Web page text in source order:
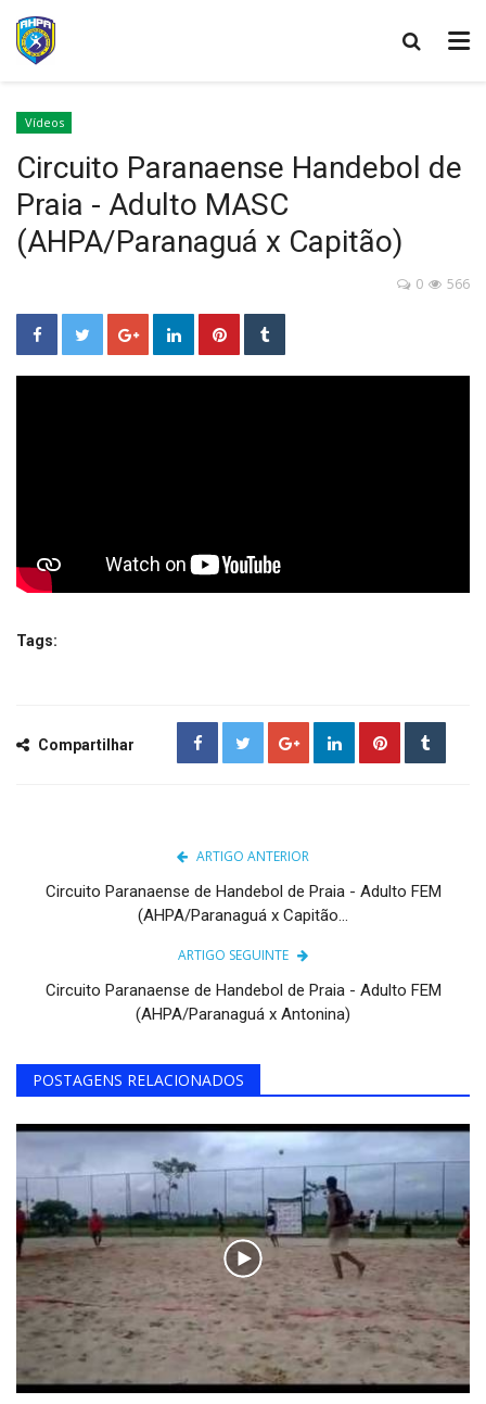
Vídeos
Circuito Paranaense Handebol de
Praia - Adulto MASC
(AHPA/Paranaguá x Capitão)
566
0
Tags:
Compartilhar
ARTIGO ANTERIOR
Circuito Paranaense de Handebol de Praia - Adulto FEM
(AHPA/Paranaguá x Capitão...
ARTIGO SEGUINTE
Circuito Paranaense de Handebol de Praia - Adulto FEM
(AHPA/Paranaguá x Antonina)
POSTAGENS RELACIONADOS